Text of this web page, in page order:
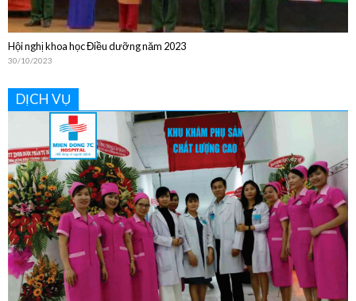
Hội nghị khoa học Điều dưỡng năm 2023
30/10/2023
DỊCH VỤ